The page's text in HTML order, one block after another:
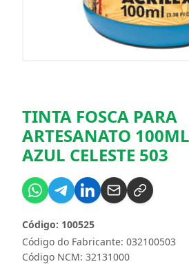
TINTA FOSCA PARA
ARTESANATO
AZUL CELESTE 503
Código do Fabricante: 032100503
Código: 100525
Código NCM: 32131000